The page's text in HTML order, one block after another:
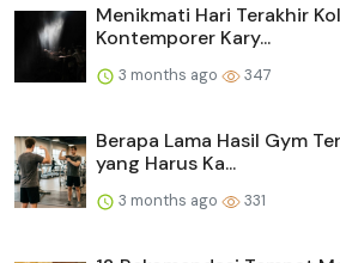
Menikmati Hari Terakhir
Kontemporer Kary...
3 months ago 347
Berapa Lama Hasil Gym
yang Harus Ka...
3 months ago 331